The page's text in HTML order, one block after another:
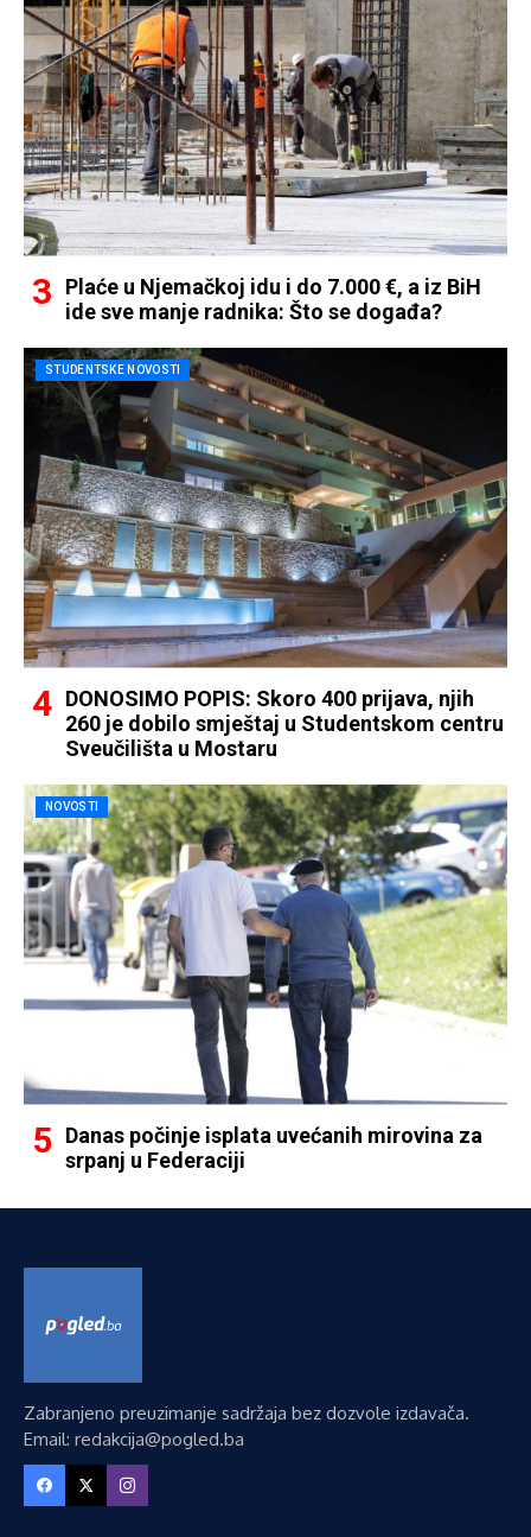
Plaće u Njemačkoj idu i do 7.000 €, a iz BiH
ide sve manje radnika: Što se događa?
STUDENTSKE NOVOSTI
DONOSIMO POPIS: Skoro 400 prijava, njih
260 je dobilo smještaj u Studentskom centru
Sveučilišta u Mostaru
NOVOSTI
Danas počinje isplata uvećanih mirovina za
srpanj u Federaciji
Zabranjeno preuzimanje sadržaja bez dozvole izdavača.
Email: redakcija@pogled.ba